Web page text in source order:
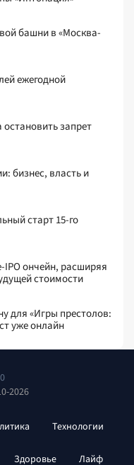
башни в «Москва-
ежегодной
запрет
бизнес, власть и
старт 15-го
IPO ончейн, расширяя
стоимости
для «Игры престолов:
уже онлайн
2026
Технологии
Здоровье Лайф